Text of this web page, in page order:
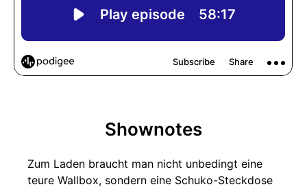
Shownotes
Zum Laden braucht man nicht unbedingt eine
teure Wallbox, sondern eine Schuko-Steckdose